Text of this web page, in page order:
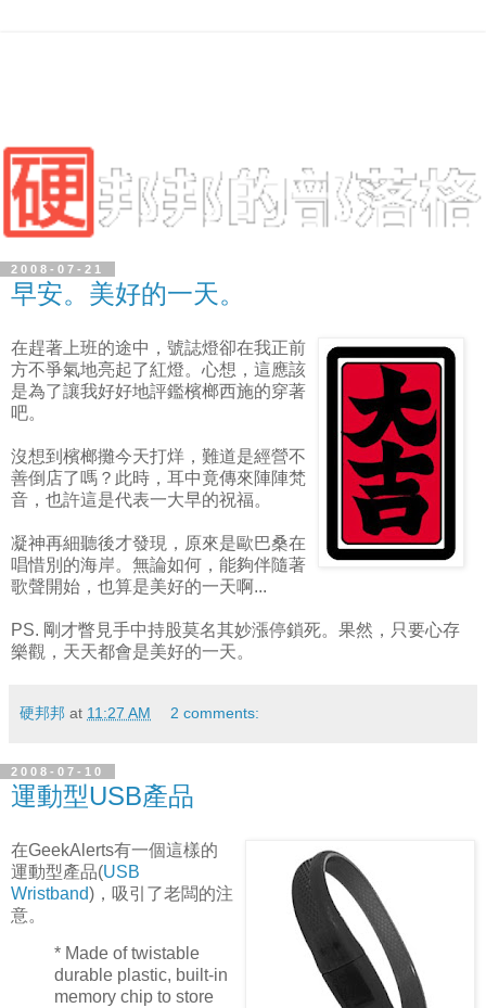
2008-07-21
早安。美好的一天。
在趕著上班的途中，號誌燈卻在我正前
方不爭氣地亮起了紅燈。心想，這應該
是為了讓我好好地評鑑檳榔西施的穿著
吧。
沒想到檳榔攤今天打烊，難道是經營不
善倒店了嗎？此時，耳中竟傳來陣陣梵
音，也許這是代表一大早的祝福。
凝神再細聽後才發現，原來是歐巴桑在
唱惜別的海岸。無論如何，能夠伴隨著
歌聲開始，也算是美好的一天啊...
PS. 剛才瞥見手中持股莫名其妙漲停鎖死。果然，只要心存
樂觀，天天都會是美好的一天。
硬邦邦 at 11:27 AM 2 comments:
2008-07-10
運動型USB產品
在GeekAlerts有一個這樣的
運動型產品(USB
Wristband)，吸引了老闆的注
意。
* Made of twistable
durable plastic, built-in
memory chip to store